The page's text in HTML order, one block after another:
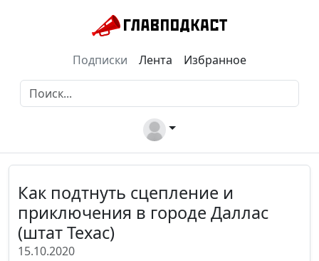
Подписки Лента Избранное
Как подтнуть сцепление и
приключения в городе Даллас
(штат Техас)
15.10.2020